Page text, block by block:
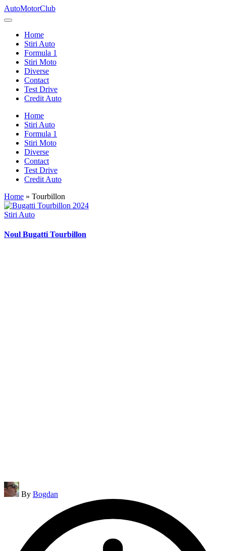
Skip
to
AutoMotorClub
Totul
masini
pasionatii
masini
Home
Stiri Auto
Formula 1
Stiri Moto
Diverse
Contact
Test Drive
Credit Auto
Home
Stiri Auto
Formula 1
Stiri Moto
Diverse
Contact
Test Drive
Credit Auto
Home » Tourbillon
Posted
Stiri Auto
Noul Bugatti Tourbillon
Posted
by
By Bogdan